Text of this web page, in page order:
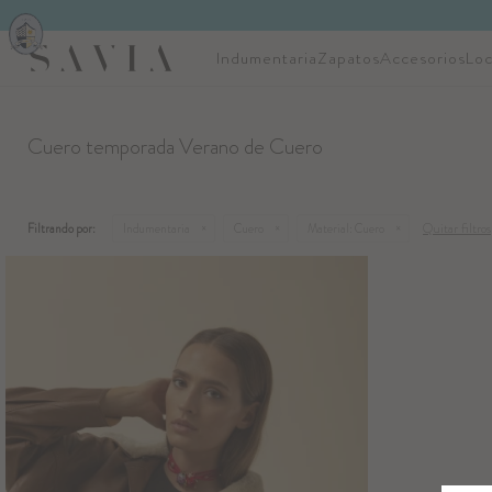
IndumentariaZapatosAccesorios
Cuero temporada Verano de Cuero
Filtrando por: